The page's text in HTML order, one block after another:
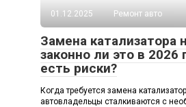
01.12.2025
Ремонт авто
Замена катализатора
законно ли это в 2026
есть риски?
Когда требуется замена
автовладельцы сталкиваются с